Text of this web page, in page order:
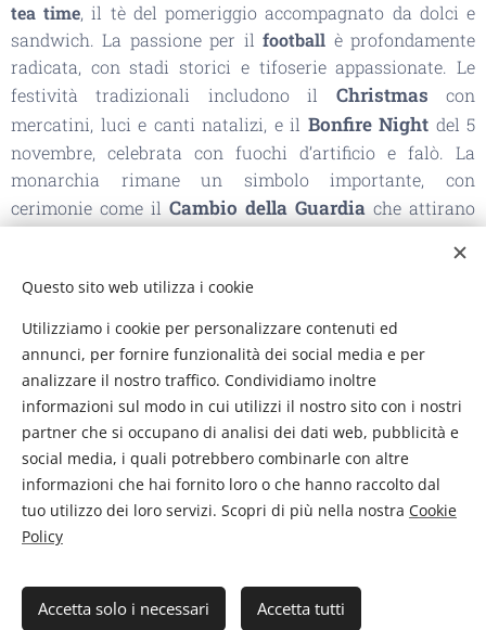
tea time, il tè del pomeriggio accompagnato da dolci e
sandwich. La passione per ilfootball è profondamente
radicata, con stadi storici e tifoserie appassionate. Le
festività tradizionali includono il Christmas con
mercatini, luci e canti natalizi, e il Bonfire Night del 5
novembre, celebrata con fuochi d’artificio e falò. La
monarchia rimane un simbolo importante, con
cerimonie come il Cambio della Guardia che attirano
e la
full English breakfast . Pub tradizionali, villaggi rurali e
festival musicali contribuiscono a creare un’atmosfera
unica, dove antiche usanze convivono con uno stile di
vita moderno e cosmopolita.
Flyingtour - Viaggi e Vacanze di Pistilli Barbara P. IVA
02290840608
licenza 37221 del 24/03/2010 rilasciata dalla provincia di
Frosinone
Questo sito web utilizza i cookie
Utilizziamo i cookie per personalizzare contenuti ed
annunci, per fornire funzionalità dei social media e per
analizzare il nostro traffico. Condividiamo inoltre
informazioni sul modo in cui utilizzi il nostro sito con i nostri
partner che si occupano di analisi dei dati web, pubblicità e
social media, i quali potrebbero combinarle con altre
informazioni che hai fornito loro o che hanno raccolto dal
tuo utilizzo dei loro servizi. Scopri di più nella nostra Cookie
Policy
Accetta solo i necessari Accetta tutti